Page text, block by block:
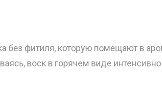
без фитиля, которую помещают в
воск в горячем виде